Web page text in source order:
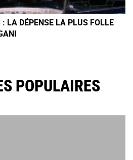
LA DÉPENSE LA PLUS FOLLE
POPULAIRES